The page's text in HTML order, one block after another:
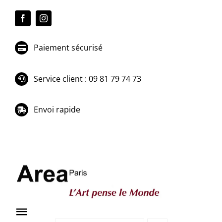
Paiement sécurisé
Service client : 09 81 79 74 73
Envoi rapide